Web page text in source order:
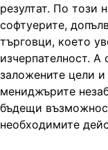
резултат. По този
софтуерите,
търговци, което
изчерпателност. А
заложените цели
мениджърите
бъдещи
необходимите